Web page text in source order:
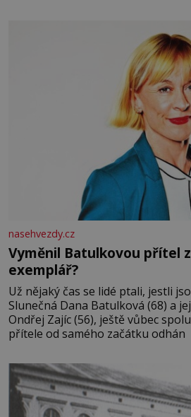
nasehvezdy.cz
Vyměnil Batulkovou přítel
exemplář?
Už nějaký čas se lidé ptali, jestli
Slunečná Dana Batulková (68) a
Ondřej Zajíc (56), ještě vůbec spolu. Herečka od
přítele od samého začátku odhán